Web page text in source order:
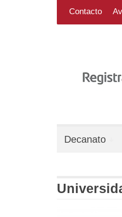
Contacto
Decanato